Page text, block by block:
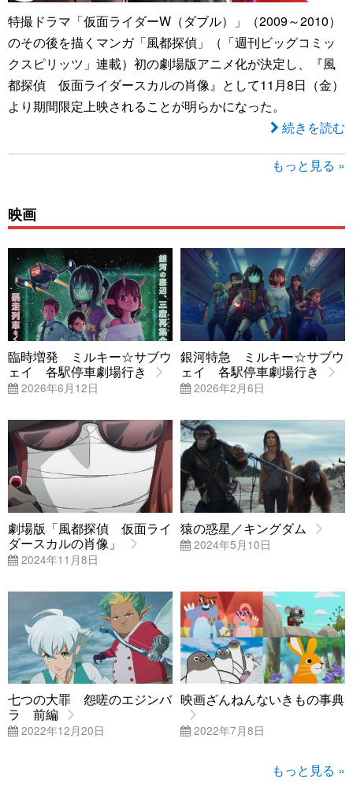
特撮ドラマ「仮面ライダーW（ダブル）」（2009～2010）
のその後を描くマンガ「風都探偵」（「週刊ビッグコミッ
クスピリッツ」連載）初の劇場版アニメ化が決定し、『風
都探偵 仮面ライダースカルの肖像』として11月8日（金）
より期間限定上映されることが明らかになった。
続きを読む
もっと見る »
映画
臨時増発 ミルキー☆サブウ
ェイ 各駅停車劇場行き
2026年6月12日
銀河特急 ミルキー☆サブウ
ェイ 各駅停車劇場行き
2026年2月6日
劇場版「風都探偵 仮面ライ
ダースカルの肖像」
2024年11月8日
猿の惑星／キングダム
2024年5月10日
七つの大罪 怨嗟のエジンバ
ラ 前編
2022年12月20日
映画ざんねんないきもの事典
2022年7月8日
もっと見る »